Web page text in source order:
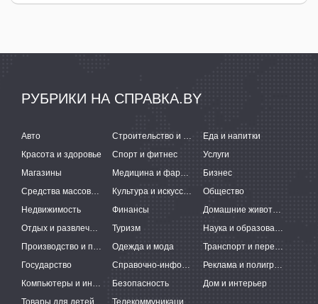
РУБРИКИ НА СПРАВКА.BY
Авто Строительство и ремонт
Еда и напитки
Красота и здоровье
Спорт и фитнес
Услуги
Магазины
Медицина и фармацевтика
Бизнес
Средства массовой информации
Культура и искусство
Общество
Недвижимость
Финансы
Домашние животные
Отдых и развлечения
Туризм
Наука и образование
Производство и поставки
Одежда и мода
Транспорт и перевозки
Государство
Справочно-информационные системы
Реклама и полиграфия
Компьютеры и интернет
Безопасность
Дом и интерьер
Товары для детей